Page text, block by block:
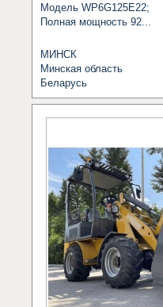
Модель WP6G125E22;
Полная мощность 92...
МИНСК
Минская область
Беларусь